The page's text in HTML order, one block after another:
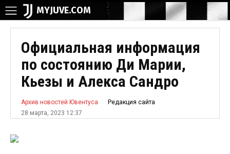
MYJUVE.COM
Официальная информация
по состоянию Ди Марии,
Кьезы и Алекса Сандро
Архив новостей Ювентуса
Редакция сайта
28 марта, 2023 12:37